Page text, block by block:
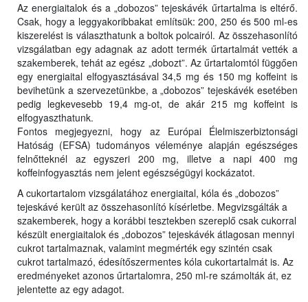
Az energiaitalok és a „dobozos” tejeskávék űrtartalma is eltérő.
Csak, hogy a leggyakoribbakat említsük: 200, 250 és 500 ml-es
kiszerelést is választhatunk a boltok polcairól. Az összehasonlító
vizsgálatban egy adagnak az adott termék űrtartalmát vették a
szakemberek, tehát az egész „dobozt”. Az űrtartalomtól függően
egy energiaital elfogyasztásával 34,5 mg és 150 mg koffeint is
bevihetünk a szervezetünkbe, a „dobozos” tejeskávék esetében
pedig legkevesebb 19,4 mg-ot, de akár 215 mg koffeint is
elfogyaszthatunk.
Fontos megjegyezni, hogy az Európai Élelmiszerbiztonsági
Hatóság (EFSA) tudományos véleménye alapján egészséges
felnőtteknél az egyszeri 200 mg, illetve a napi 400 mg
koffeinfogyasztás nem jelent egészségügyi kockázatot.
A cukortartalom vizsgálatához energiaital, kóla és „dobozos”
tejeskávé került az összehasonlító kísérletbe. Megvizsgálták a
szakemberek, hogy a korábbi tesztekben szereplő csak cukorral
készült energiaitalok és „dobozos” tejeskávék átlagosan mennyi
cukrot tartalmaznak, valamint megmérték egy szintén csak
cukrot tartalmazó, édesítőszermentes kóla cukortartalmát is. Az
eredményeket azonos űrtartalomra, 250 ml-re számolták át, ez
jelentette az egy adagot.